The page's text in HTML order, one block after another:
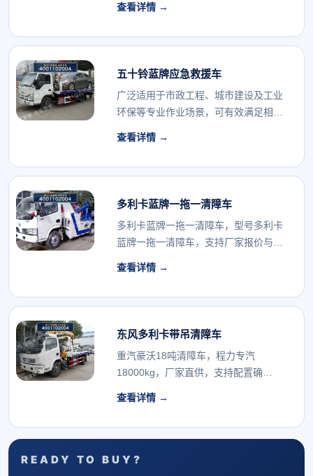
查看详情 →
五十铃蓝牌应急救援车
广泛适用于市政工程、城市建设及工业
环保等专业作业场景，可有效满足相关
行业的专用车辆配...
查看详情 →
多利卡蓝牌一拖一清障车
多利卡蓝牌一拖一清障车，型号多利卡
蓝牌一拖一清障车，支持厂家报价与配
置确认。...
查看详情 →
东风多利卡带吊清障车
重汽豪沃18吨清障车，程力专汽
18000kg，厂家直供，支持配置确
认。...
查看详情 →
READY TO BUY?